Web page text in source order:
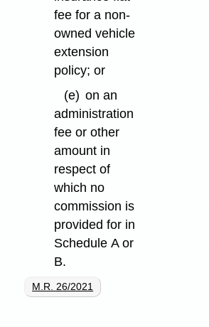
fee for a non-
owned vehicle
extension
policy; or
(e) on an
administration
fee or other
amount in
respect of
which no
commission is
provided for in
Schedule A or
B.
M.R. 26/2021